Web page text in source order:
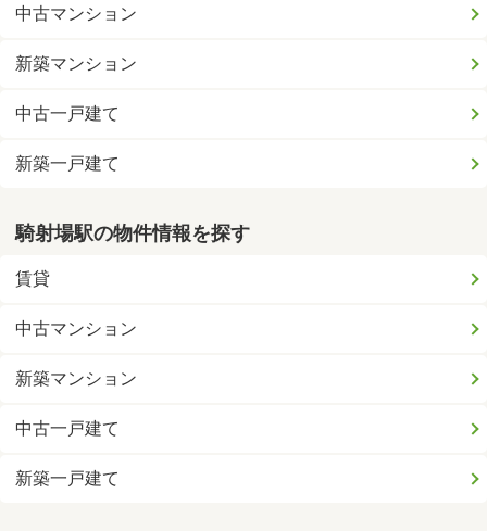
中古マンション
新築マンション
中古一戸建て
新築一戸建て
騎射場駅の物件情報を探す
賃貸
中古マンション
新築マンション
中古一戸建て
新築一戸建て